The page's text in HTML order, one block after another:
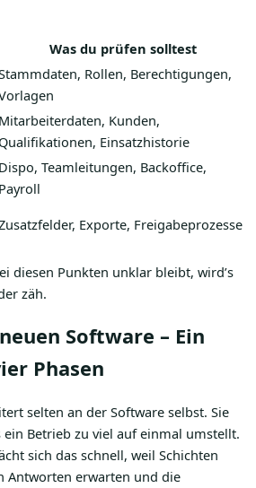
Was du prüfen solltest
Rollen, Berechtigungen,
Mitarbeiterdaten, Kunden,
Qualifikationen, Einsatzhistorie
Dispo, Teamleitungen, Backoffice,
Payroll
Exporte, Freigabeprozesse
diesen Punkten unklar bleibt, wird’s
zäh.
Software – Ein
Phasen
selten an der Software selbst. Sie
ein Betrieb zu viel auf einmal umstellt.
sich das schnell, weil Schichten
Antworten erwarten und die